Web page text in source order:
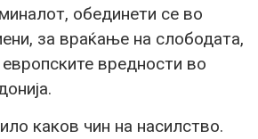
обединети се во
за враќање на слободата,
вредности во
каков чин на насилство.